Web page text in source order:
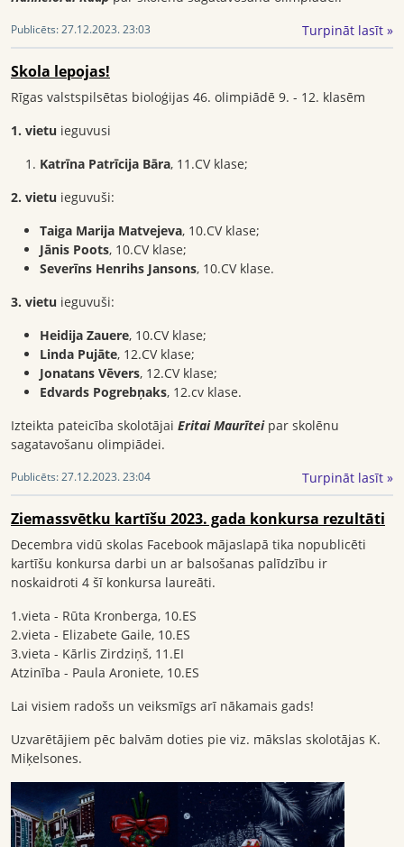
Publicēts:27.12.2023. 23:03 Turpināt lasīt »
Skola lepojas!
Rīgas valstspilsētas bioloģijas 46. olimpiādē 9. - 12. klasēm
1. vietu ieguvusi
Katrīna Patrīcija Bāra, 11.CV klase;
2. vietu ieguvuši:
Taiga Marija Matvejeva, 10.CV klase;
Jānis Poots, 10.CV klase;
Severīns Henrihs Jansons, 10.CV klase.
3. vietu ieguvuši:
Heidija Zauere, 10.CV klase;
Linda Pujāte, 12.CV klase;
Jonatans Vēvers, 12.CV klase;
Edvards Pogrebņaks, 12.cv klase.
Izteikta pateicība skolotājai Eritai Maurīteipar skolēnu
sagatavošanu olimpiādei.
Publicēts:27.12.2023. 23:04 Turpināt lasīt »
Ziemassvētku kartīšu 2023. gada konkursa rezultāti
Decembra vidū skolas Facebook mājaslapā tika nopublicēti
kartīšu konkursa darbi un ar balsošanas palīdzību ir
noskaidroti 4 šī konkursa laureāti.
1.vieta - Rūta Kronberga, 10.ES
2.vieta - Elizabete Gaile, 10.ES
3.vieta - Kārlis Zirdziņš, 11.EI
Atzinība - Paula Aroniete, 10.ES
Lai visiem radošs un veiksmīgs arī nākamais gads!
Uzvarētājiem pēc balvām doties pie viz. mākslas skolotājas K.
Miķelsones.